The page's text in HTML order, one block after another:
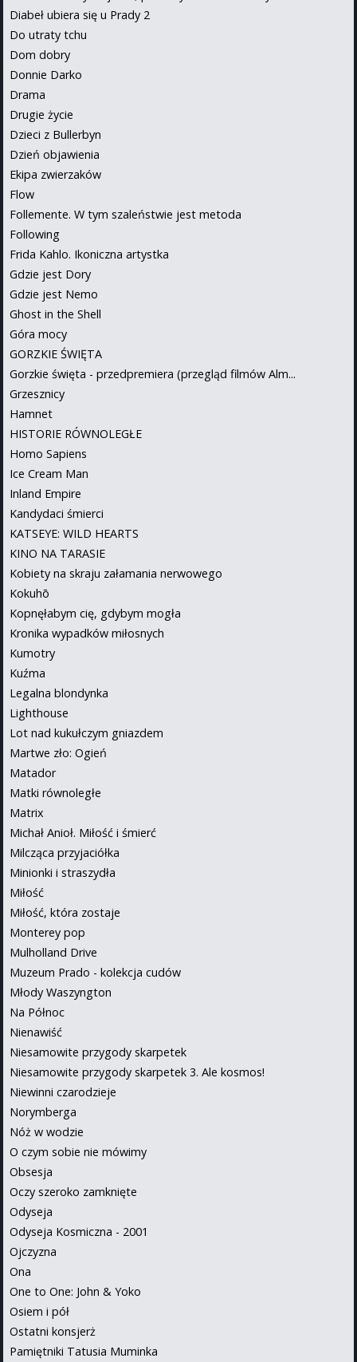
Diabeł ubiera się u Prady 2
Do utraty tchu
Dom dobry
Donnie Darko
Drama
Drugie życie
Dzieci z Bullerbyn
Dzień objawienia
Ekipa zwierzaków
Flow
Follemente. W tym szaleństwie jest metoda
Following
Frida Kahlo. Ikoniczna artystka
Gdzie jest Dory
Gdzie jest Nemo
Ghost in the Shell
Góra mocy
GORZKIE ŚWIĘTA
Gorzkie święta - przedpremiera (przegląd filmów Alm...
Grzesznicy
Hamnet
HISTORIE RÓWNOLEGŁE
Homo Sapiens
Ice Cream Man
Inland Empire
Kandydaci śmierci
KATSEYE: WILD HEARTS
KINO NA TARASIE
Kobiety na skraju załamania nerwowego
Kokuhō
Kopnęłabym cię, gdybym mogła
Kronika wypadków miłosnych
Kumotry
Kuźma
Legalna blondynka
Lighthouse
Lot nad kukułczym gniazdem
Martwe zło: Ogień
Matador
Matki równoległe
Matrix
Michał Anioł. Miłość i śmierć
Milcząca przyjaciółka
Minionki i straszydła
Miłość
Miłość, która zostaje
Monterey pop
Mulholland Drive
Muzeum Prado - kolekcja cudów
Młody Waszyngton
Na Północ
Nienawiść
Niesamowite przygody skarpetek
Niesamowite przygody skarpetek 3. Ale kosmos!
Niewinni czarodzieje
Norymberga
Nóż w wodzie
O czym sobie nie mówimy
Obsesja
Oczy szeroko zamknięte
Odyseja
Odyseja Kosmiczna - 2001
Ojczyzna
Ona
One to One: John & Yoko
Osiem i pół
Ostatni konsjerż
Pamiętniki Tatusia Muminka